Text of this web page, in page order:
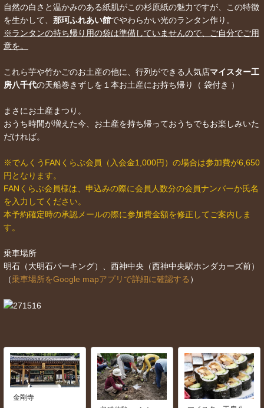
自然の白さと温かみのある紙肌がこの杉原紙の魅力ですが、この特徴
を生かして、 那珂ふれあい館でやわらかい光のランタン作り。
※ランタンの持ち帰り用の袋は準備していませんので、ご自分でご用
意を。
これら芋や竹かごのお土産の他に、行列ができる人気店マイスター工
房八千代の天船巻きずしを１本お土産にお持ち帰り（ 袋付き ）
まさにお土産まつり。
おうち時間が増えた今、お土産を持ち帰っておうちでもお楽しみいた
だければ。
※でんくうFANくらぶ会員（入会金1,000円）の場合は参加費が6,650
円となります。
FANくらぶ会員様は、申込みの際に会員人数分の会員ナンバーか氏名
を入力してください。
本予約確定時の承認メールの際に参加費金額を修正してご案内しま
す。
乗車場所
明石（大明石パーキング）、西神中央（西神中央駅ホンダカーズ前）
（乗車場所をGoogle mapアプリで詳細に確認する ）
金剛寺